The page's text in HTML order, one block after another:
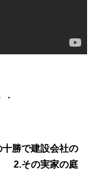
勝で建設会社の
2.その実家の庭